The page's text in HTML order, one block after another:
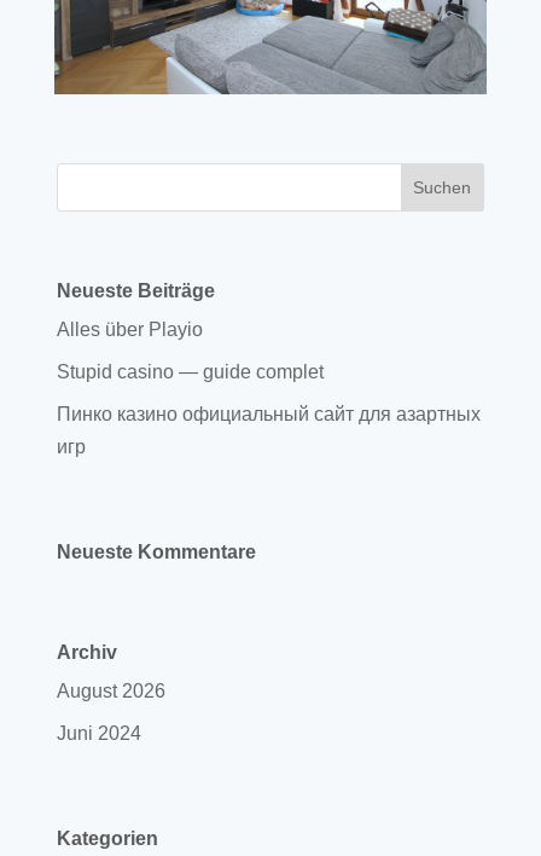
Neueste Beiträge
Alles über Playio
Stupid casino — guide complet
Пинко казино официальный сайт для азартных
игр
Neueste Kommentare
Archiv
August 2026
Juni 2024
Kategorien